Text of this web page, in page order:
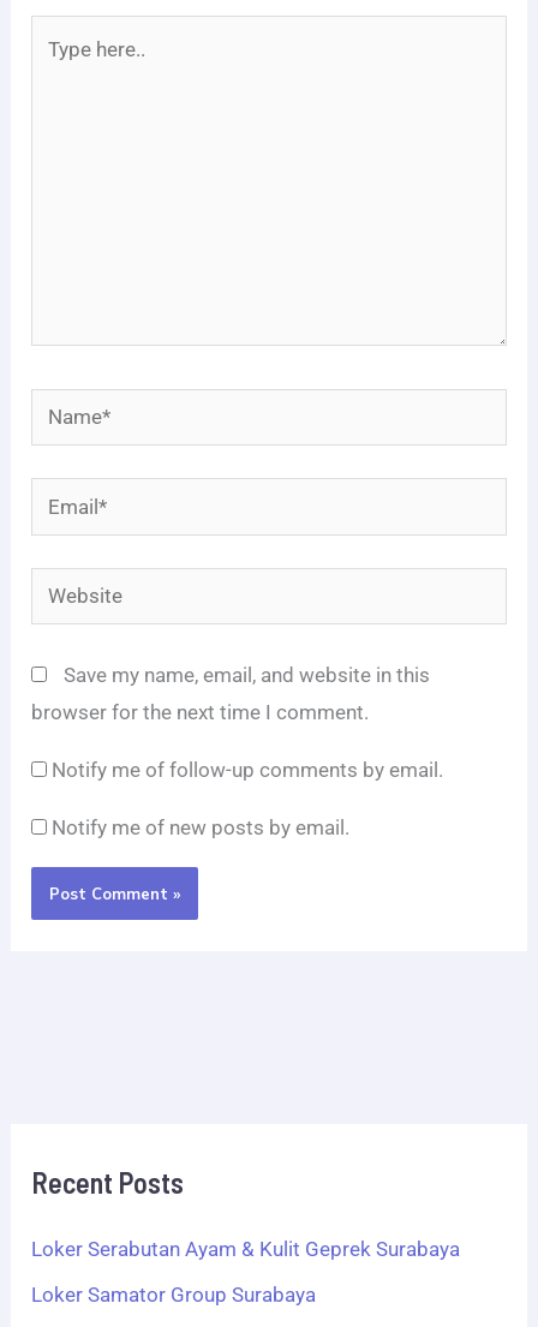
Name*
Email*
Website
Save my name, email, and website in this
browser for the next time I comment.
Notify me of follow-up comments by email.
Notify me of new posts by email.
Recent Posts
Loker Serabutan Ayam & Kulit Geprek Surabaya
Loker Samator Group Surabaya